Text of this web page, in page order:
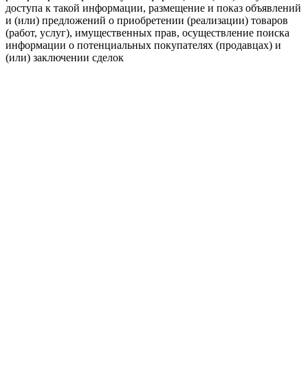
доступа к такой информации, размещение и показ объявлений
и (или) предложений о приобретении (реализации) товаров
(работ, услуг), имущественных прав, осуществление поиска
информации о потенциальных покупателях (продавцах) и
(или) заключении сделок